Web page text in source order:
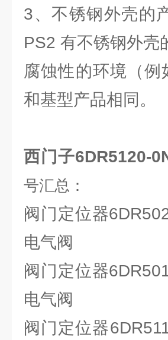
3、不锈钢外壳的
PS2 有不锈钢外壳
腐蚀性的环境（
和基型产品相同。
西门子6DR5120-
号汇总：
阀门定位器
电气阀
阀门定位器
电气阀
阀门定位器